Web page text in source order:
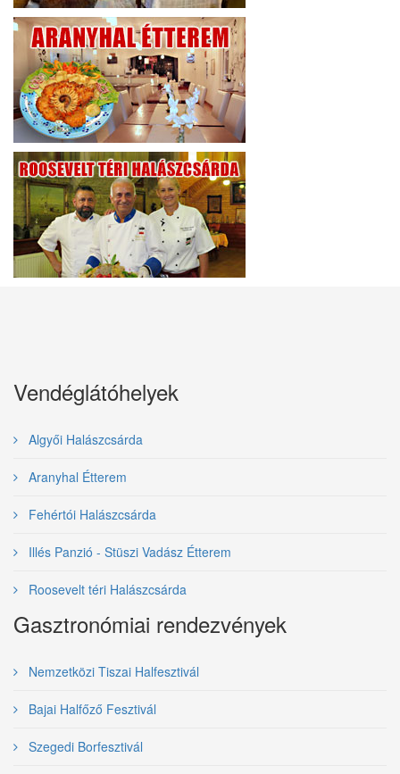
Vendéglátóhelyek
Algyői Halászcsárda
Aranyhal Étterem
Fehértói Halászcsárda
Illés Panzió - Stüszi Vadász Étterem
Roosevelt téri Halászcsárda
Gasztronómiai rendezvények
Nemzetközi Tiszai Halfesztivál
Bajai Halfőző Fesztivál
Szegedi Borfesztivál